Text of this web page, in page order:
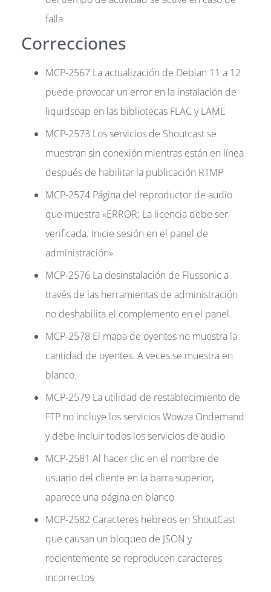
falla
Correcciones
MCP-2567 La actualización de Debian 11 a 12
puede provocar un error en la instalación de
liquidsoap en las bibliotecas FLAC y LAME
MCP-2573 Los servicios de Shoutcast se
muestran sin conexión mientras están en línea
después de habilitar la publicación RTMP
MCP-2574 Página del reproductor de audio
que muestra «ERROR: La licencia debe ser
verificada. Inicie sesión en el panel de
administración».
MCP-2576 La desinstalación de Flussonic a
través de las herramientas de administración
no deshabilita el complemento en el panel.
MCP-2578 El mapa de oyentes no muestra la
cantidad de oyentes. A veces se muestra en
blanco.
MCP-2579 La utilidad de restablecimiento de
FTP no incluye los servicios Wowza Ondemand
y debe incluir todos los servicios de audio
MCP-2581 Al hacer clic en el nombre de
usuario del cliente en la barra superior,
aparece una página en blanco
MCP-2582 Caracteres hebreos en ShoutCast
que causan un bloqueo de JSON y
recientemente se reproducen caracteres
incorrectos